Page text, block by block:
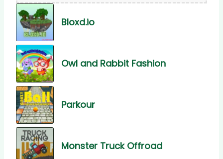
Bloxd.io
Owl and Rabbit Fashion
Parkour
Monster Truck Offroad